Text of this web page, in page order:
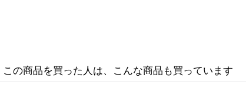
この商品を買った人は、こんな商品も買っています